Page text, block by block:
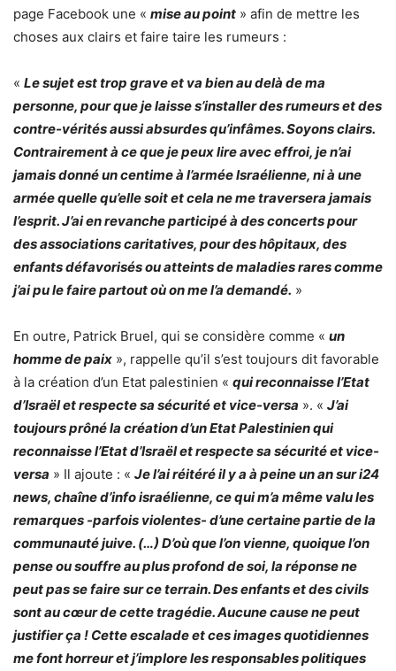
page Facebook une « mise au point » afin de mettre les
choses aux clairs et faire taire les rumeurs :
« Le sujet est trop grave et va bien au delà de ma
personne, pour que je laisse s’installer des rumeurs et des
contre-vérités aussi absurdes qu’infâmes. Soyons clairs.
Contrairement à ce que je peux lire avec effroi, je n’ai
jamais donné un centime à l’armée Israélienne, ni à une
armée quelle qu’elle soit et cela ne me traversera jamais
l’esprit. J’ai en revanche participé à des concerts pour
des associations caritatives, pour des hôpitaux, des
enfants défavorisés ou atteints de maladies rares comme
j’ai pu le faire partout où on me l’a demandé. »
En outre, Patrick Bruel, qui se considère comme « un
homme de paix », rappelle qu’il s’est toujours dit favorable
à la création d’un Etat palestinien « qui reconnaisse l’Etat
d’Israël et respecte sa sécurité et vice-versa ». « J’ai
toujours prôné la création d’un Etat Palestinien qui
reconnaisse l’Etat d’Israël et respecte sa sécurité et vice-
versa » Il ajoute : « Je l’ai réitéré il y a à peine un an sur i24
news, chaîne d’info israélienne, ce qui m’a même valu les
remarques -parfois violentes- d’une certaine partie de la
communauté juive. (…) D’où que l’on vienne, quoique l’on
pense ou souffre au plus profond de soi, la réponse ne
peut pas se faire sur ce terrain. Des enfants et des civils
sont au cœur de cette tragédie. Aucune cause ne peut
justifier ça ! Cette escalade et ces images quotidiennes
me font horreur et j’implore les responsables politiques